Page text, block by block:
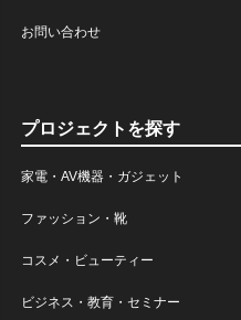
お問い合わせ
プロジェクトを探す
家電・AV機器・ガジェット
ファッション・靴
コスメ・ビューティー
ビジネス・教育・セミナー